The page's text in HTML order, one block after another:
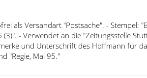
als Versandart "Postsache". - Stempel:
(3)". - Verwendet an die "Zeitungsstelle
und Unterschrift des Hoffmann für
"Regie, Mai 95."